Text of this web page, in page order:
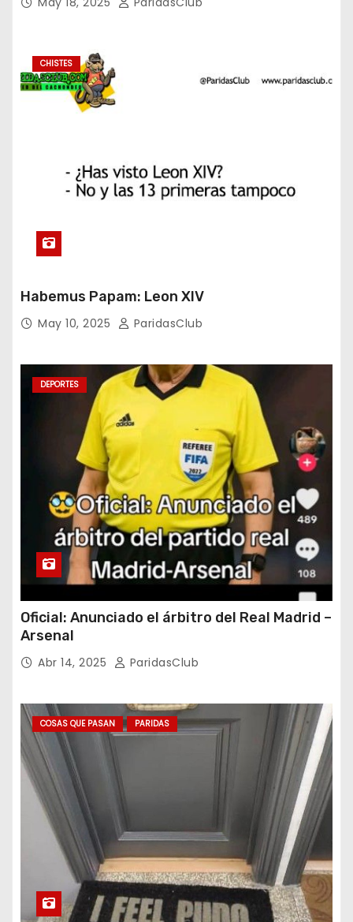
CHISTES
Habemus Papam: Leon XIV
May 10, 2025 ParidasClub
DEPORTES
Oficial: Anunciado el árbitro del Real Madrid –
Arsenal
Abr 14, 2025 ParidasClub
COSAS QUE PASAN PARIDAS